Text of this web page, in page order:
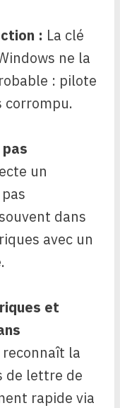
: La clé
ne la
: pilote
corrompu.
un
dans
avec un
et
reconnaît la
de lettre de
rapide via